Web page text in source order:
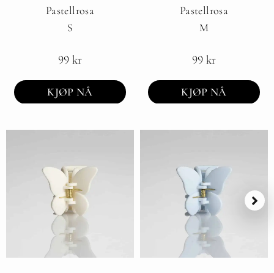
Pastellrosa
S
99 kr
KJØP NÅ
Pastellrosa
M
99 kr
KJØP NÅ